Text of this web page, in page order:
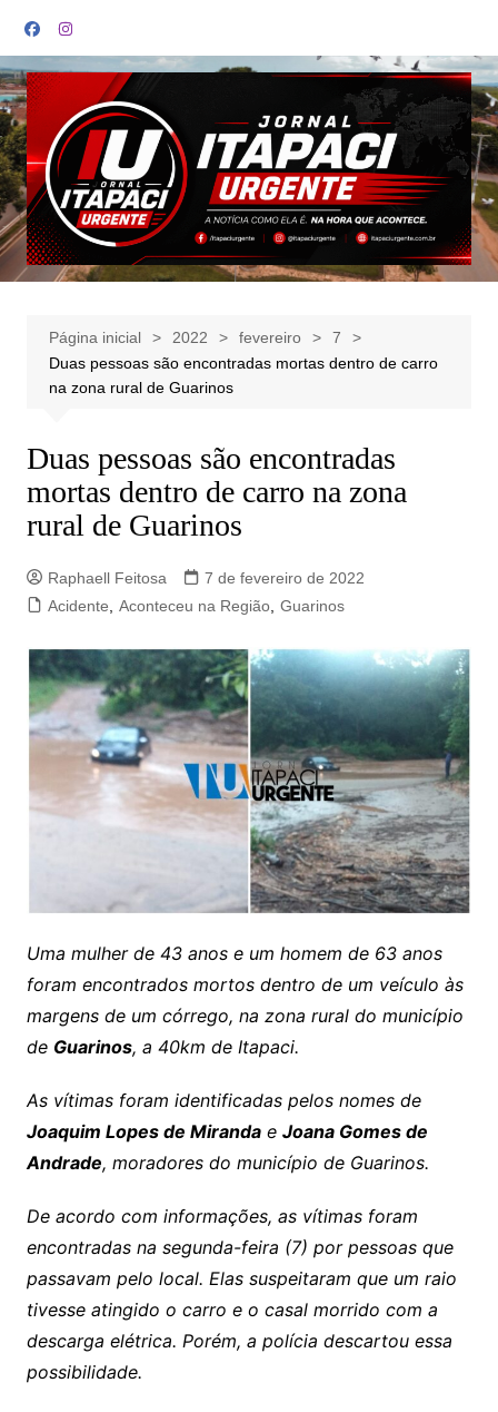
para
o
conteúdo
Página inicial 2022 fevereiro
7
Duas pessoas são encontradas mortas dentro de carro
na zona rural de Guarinos
Duas pessoas são encontradas
mortas dentro de carro na zona
rural de Guarinos
Raphaell Feitosa
7 de fevereiro de 2022
Acidente, Aconteceu na Região, Guarinos
Uma mulher de 43 anos e um homem de 63 anos
foram encontrados mortos dentro de um veículo às
margens de um córrego, na zona rural do município
de Guarinos, a 40km de Itapaci.
As vítimas foram identificadas pelos nomes de
Joaquim Lopes de Mirandae Joana Gomes de
Andrade, moradores do município de Guarinos.
De acordo com informações, as vítimas foram
encontradas na segunda-feira (7) por pessoas que
passavam pelo local. Elas suspeitaram que um raio
tivesse atingido o carro e o casal morrido com a
descarga elétrica. Porém, a polícia descartou essa
possibilidade.